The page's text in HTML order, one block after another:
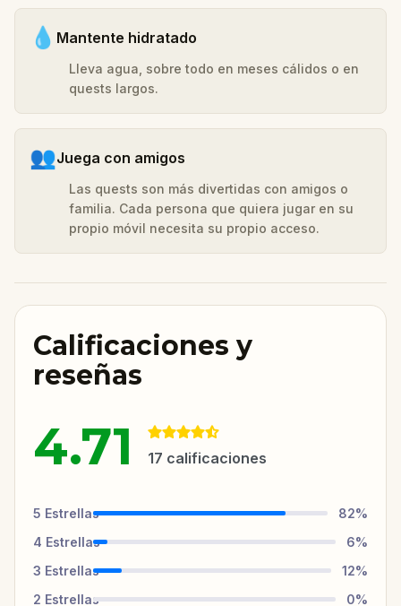
💧 Mantente hidratado
Lleva agua, sobre todo en meses cálidos o en
quests largos.
👥Juega con amigos
Las quests son más divertidas con amigos o
familia. Cada persona que quiera jugar en su
propio móvil necesita su propio acceso.
Calificaciones y
reseñas
4.71 17 calificaciones
5 Estrellas 82%
4 Estrellas 6%
3 Estrellas 12%
2 Estrellas 0%